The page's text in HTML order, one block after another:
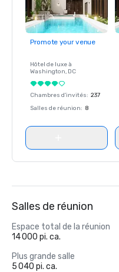
Promote your venue
Hôtel de luxe à
Washington, DC
Chambres d'invités: 237
Salles de réunion: 8
Salles de réunion
Espace total de la réunion
14 000 pi. ca.
Plus grande salle
5 040 pi. ca.